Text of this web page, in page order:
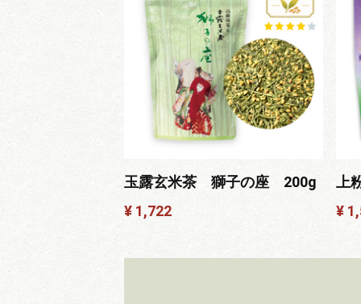
玉露玄米茶 獅子の座 200g
¥ 1,722
¥